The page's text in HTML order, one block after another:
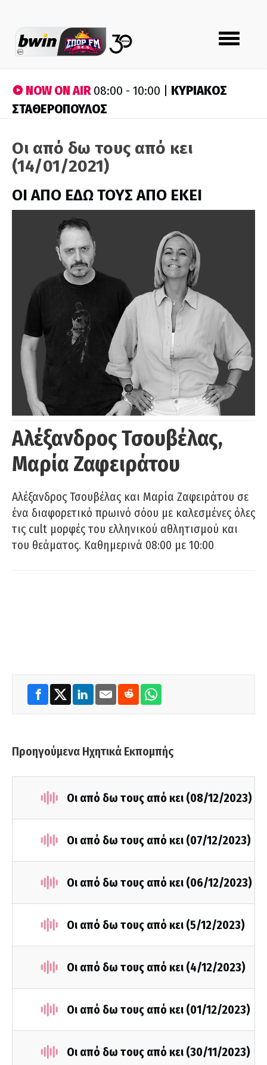
Toggle
navigation
NOW ON AIR08:00 - 10:00 | ΚΥΡΙΑΚΟΣ
ΣΤΑΘΕΡΟΠΟΥΛΟΣ
Οι από δω τους από κει
(14/01/2021)
ΟΙ ΑΠΟ ΕΔΩ ΤΟΥΣ ΑΠΟ ΕΚΕΙ
Αλέξανδρος Τσουβέλας,
Μαρία Ζαφειράτου
Αλέξανδρος Τσουβέλας και Μαρία Ζαφειράτου σε
ένα διαφορετικό πρωινό σόου με καλεσμένες όλες
τις cult μορφές του ελληνικού αθλητισμού και
του θεάματος. Καθημερινά 08:00 με 10:00
Προηγούμενα Ηχητικά Εκπομπής
Οι από δω τους από κει (08/12/2023)
Οι από δω τους από κει (07/12/2023)
Οι από δω τους από κει (06/12/2023)
Οι από δω τους από κει (5/12/2023)
Οι από δω τους από κει (4/12/2023)
Οι από δω τους από κει (01/12/2023)
Οι από δω τους από κει (30/11/2023)